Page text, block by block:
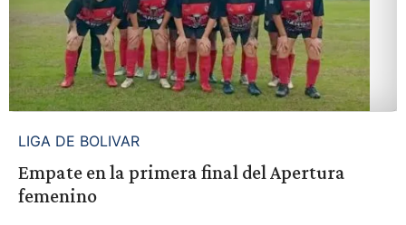
LIGA DE BOLIVAR
Empate en la primera final del Apertura
femenino